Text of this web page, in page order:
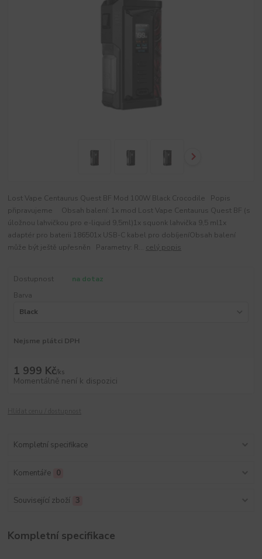
Lost Vape Centaurus Quest BF Mod 100W Black Crocodile Popis
připravujeme Obsah balení: 1x mod Lost Vape Centaurus Quest BF (s
úložnou lahvičkou pro e-liquid 9,5ml)1x squonk lahvička 9,5 ml1x
adaptér pro baterii 186501x USB-C kabel pro dobíjeníObsah balení
může být ještě upřesněn Parametry: R... celý popis
Dostupnost
na dotaz
Barva
Nejsme plátci DPH
1 999 Kč/ks
Momentálně není k dispozici
Kompletní specifikace
Komentáře 0
Související zboží 3
Kompletní specifikace